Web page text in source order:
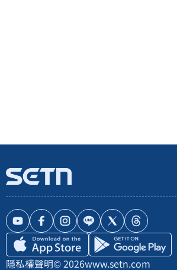
隱私權聲明© 2026www.setn.com